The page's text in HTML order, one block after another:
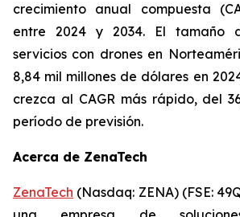
crecimiento anual compuesta
entre 2024 y 2034. El tamaño
servicios con drones en
8,84 mil millones de dólares en
crezca al CAGR más rápido, del
período de previsión.
Acerca de ZenaTech
ZenaTech (Nasdaq: ZENA) (FSE: